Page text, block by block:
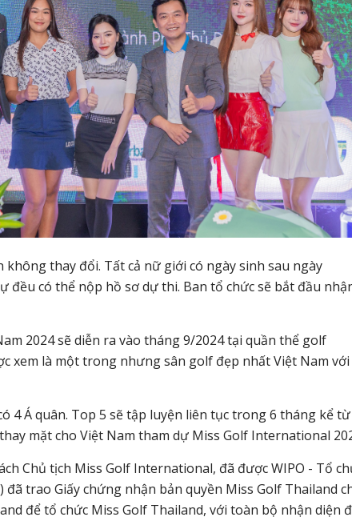
thay đổi. Tất cả nữ giới có ngày sinh sau ngày
đều có thể nộp hồ sơ dự thi. Ban tổ chức sẽ bắt đầu
2024 sẽ diễn ra vào tháng 9/2024 tại quần thể golf
xem là một trong nhưng sân golf đẹp nhất Việt Nam với
4 Á quân. Top 5 sẽ tập luyện liên tục trong 6 tháng kể từ
mặt cho Việt Nam tham dự Miss Golf International
Chủ tịch Miss Golf International, đã được WIPO - Tổ
trao Giấy chứng nhận bản quyền Miss Golf Thailand
để tổ chức Miss Golf Thailand, với toàn bộ nhận diện